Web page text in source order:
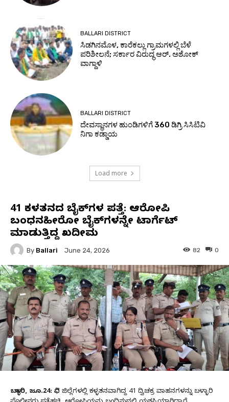
BALLARI DISTRICT
ಸಿಡಗಿನಮೊಳ, ಕಾರೆಕಲ್ಲು ಗ್ರಾಮಗಳಲ್ಲಿ ಬೆಳೆ
ಪರಿಶೀಲನೆ; ಸರ್ಕಾರ ವಿರುದ್ಧ ಆರ್. ಅಶೋಕ್
ವಾಗ್ದಾಳಿ
BALLARI DISTRICT
ದೇವಸ್ಥಾನಗಳ ಹುಂಡಿಗಳಿಗೆ 360 ಡಿಗ್ರಿ ಸಿಸಿಟಿವಿ
ನಿಗಾ ಕಡ್ಡಾಯ
Load more